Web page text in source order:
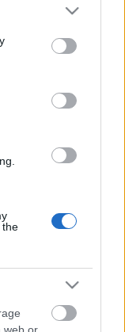
or more Google
You may click to
party tags to
in below Google
the
a Gál Ferenc